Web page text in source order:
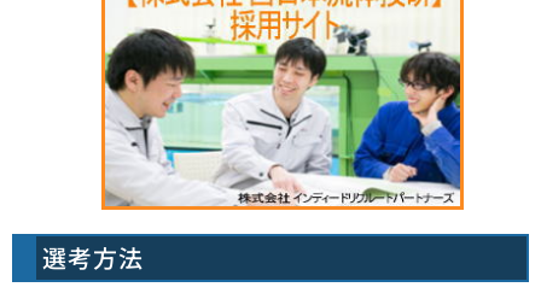
選考方法